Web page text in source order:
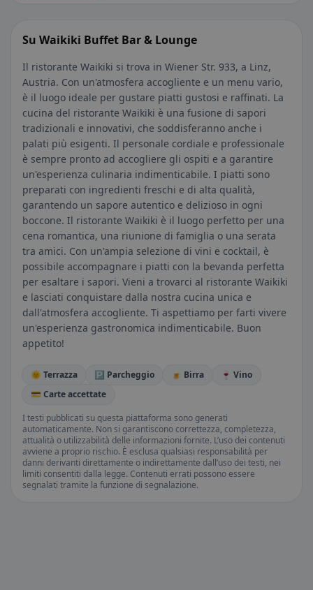
Su Waikiki Buffet Bar & Lounge
Il ristorante Waikiki si trova in Wiener Str. 933, a Linz,
Austria. Con un'atmosfera accogliente e un menu vario,
è il luogo ideale per gustare piatti gustosi e raffinati. La
cucina del ristorante Waikiki è una fusione di sapori
tradizionali e innovativi, che soddisferanno anche i
palati più esigenti. Il personale cordiale e professionale
è sempre pronto ad accogliere gli ospiti e a garantire
un'esperienza culinaria indimenticabile. I piatti sono
preparati con ingredienti freschi e di alta qualità,
garantendo un sapore autentico e delizioso in ogni
boccone. Il ristorante Waikiki è il luogo perfetto per una
cena romantica, una riunione di famiglia o una serata
tra amici. Con un'ampia selezione di vini e cocktail, è
possibile accompagnare i piatti con la bevanda perfetta
per esaltare i sapori. Vieni a trovarci al ristorante Waikiki
e lasciati conquistare dalla nostra cucina unica e
dall'atmosfera accogliente. Ti aspettiamo per farti vivere
un'esperienza gastronomica indimenticabile. Buon
appetito!
🌞 Terrazza 🅿️ Parcheggio 🍺 Birra
🍷 Vino
💳 Carte accettate
I testi pubblicati su questa piattaforma sono generati
automaticamente. Non si garantiscono correttezza, completezza,
attualità o utilizzabilità delle informazioni fornite. L’uso dei contenuti
avviene a proprio rischio. È esclusa qualsiasi responsabilità per
danni derivanti direttamente o indirettamente dall’uso dei testi, nei
limiti consentiti dalla legge. Contenuti errati possono essere
segnalati tramite la funzione di segnalazione.